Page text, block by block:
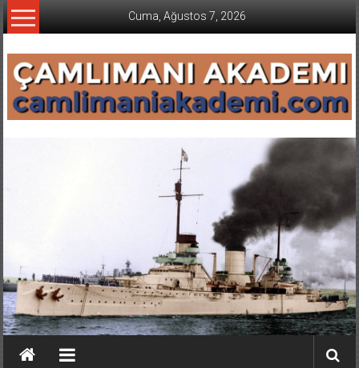
İçeriğe
geç
Cuma, Ağustos 7, 2026